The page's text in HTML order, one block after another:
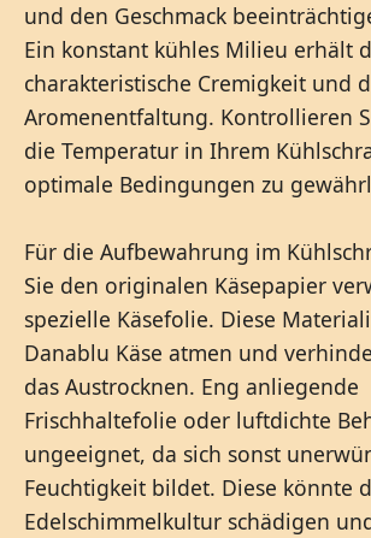
und den Geschmack
Ein konstant kühles Milieu erhält
charakteristische Cremigkeit und
Aromenentfaltung. Kontrollieren
die Temperatur in Ihrem
optimale Bedingungen zu
Für die Aufbewahrung im
Sie den originalen Käsepapier
spezielle Käsefolie. Diese
Danablu Käse atmen und
das Austrocknen. Eng anliegende
Frischhaltefolie oder luftdichte
ungeeignet, da sich sonst
Feuchtigkeit bildet. Diese könnte
Edelschimmelkultur schädigen